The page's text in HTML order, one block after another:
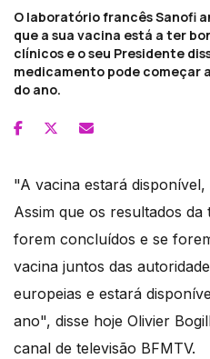
O laboratório francês Sanofi
que a sua vacina está a ter
clínicos e o seu Presidente
medicamento pode começar
do ano.
"A vacina estará
Assim que os resultados da
forem concluídos e se
vacina juntos das
europeias e estará
ano", disse hoje Olivier
canal de televisão BFMTV.